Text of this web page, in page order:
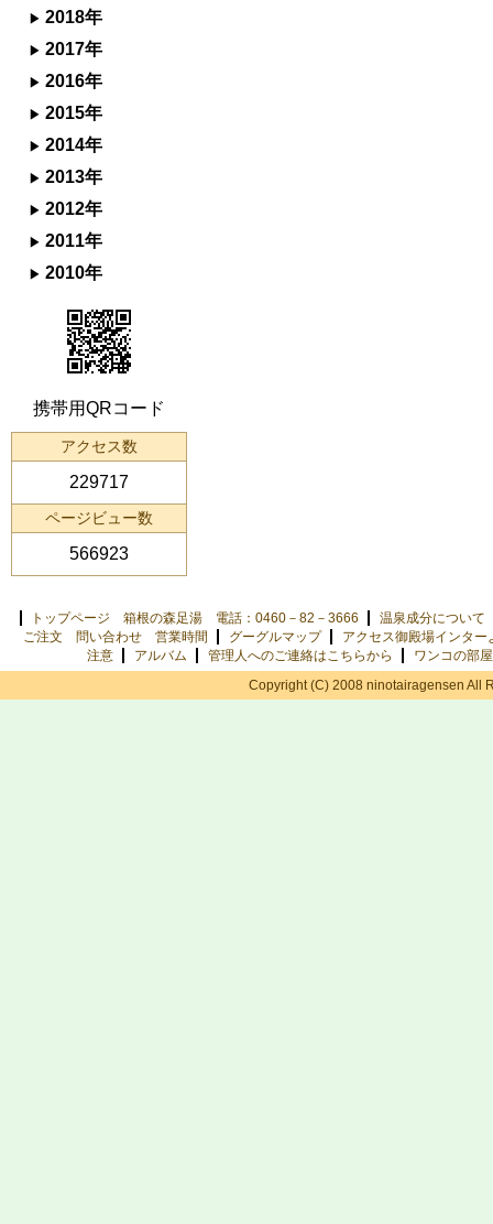
2018年
2017年
2016年
2015年
2014年
2013年
2012年
2011年
2010年
携帯用QRコード
アクセス数
229717
ページビュー数
566923
トップページ 箱根の森足湯 電話：0460－82－3666
温泉成分について
ご注文 問い合わせ 営業時間
グーグルマップ
アクセス御殿場インター
注意
アルバム 管理人へのご連絡はこちらから
ワンコの部屋
Copyright (C) 2008 ninotairagensen All